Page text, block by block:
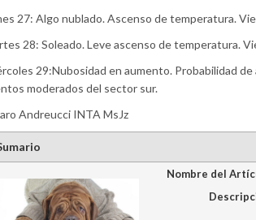
27: Algo nublado. Ascenso de temperatura.
28: Soleado. Leve ascenso de temperatura.
29:Nubosidad en aumento. Probabilidad
moderados del sector sur.
Andreucci INTA MsJz
Nombre del